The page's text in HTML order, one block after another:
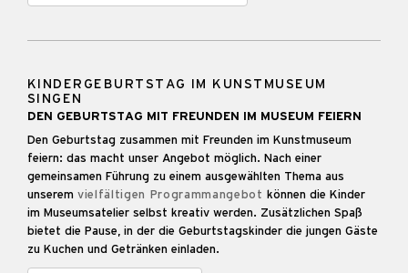
KINDERGEBURTSTAG IM KUNSTMUSEUM
SINGEN
DEN GEBURTSTAG MIT FREUNDEN IM MUSEUM FEIERN
Den Geburtstag zusammen mit Freunden im Kunstmuseum
feiern: das macht unser Angebot möglich. Nach einer
gemeinsamen Führung zu einem ausgewählten Thema aus
unserem vielfältigen Programmangebot können die Kinder
im Museumsatelier selbst kreativ werden. Zusätzlichen Spaß
bietet die Pause, in der die Geburtstagskinder die jungen Gäste
zu Kuchen und Getränken einladen.